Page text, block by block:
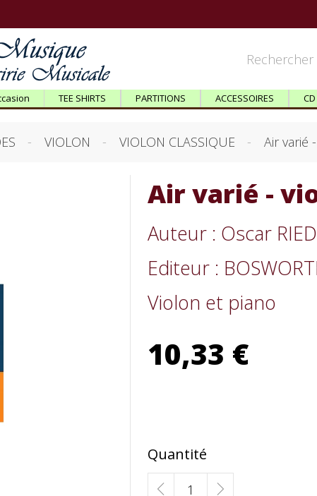
TEE SHIRTS PARTITIONS ACCESSOIRES CD
VIOLON VIOLON CLASSIQUE Air varié
Air varié -
Auteur : Oscar
Editeur :
Violon et piano
10,33 €
Quantité